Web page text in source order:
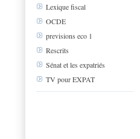
Lexique fiscal
OCDE
previsions eco 1
Rescrits
Sénat et les expatriés
TV pour EXPAT